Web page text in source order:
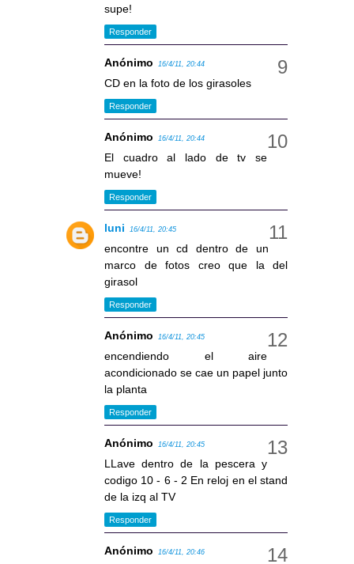
supe!
Responder
Anónimo 16/4/11, 20:44
CD en la foto de los girasoles
Responder
Anónimo 16/4/11, 20:44
El cuadro al lado de tv se
mueve!
Responder
luni 16/4/11, 20:45
encontre un cd dentro de un
marco de fotos creo que la del
girasol
Responder
Anónimo 16/4/11, 20:45
encendiendo el aire
acondicionado se cae un papel junto
la planta
Responder
Anónimo 16/4/11, 20:45
LLave dentro de la pescera y
codigo 10 - 6 - 2 En reloj en el stand
de la izq al TV
Responder
Anónimo 16/4/11, 20:46